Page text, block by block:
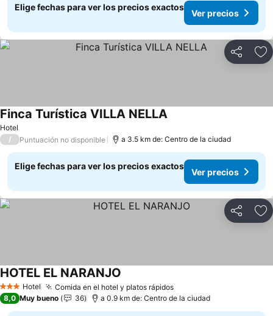
Elige fechas para ver los precios exactos
Ver precios
Compartir
Hotel
Finca Turística VILLA NELLAVer precios
/ Puntuación no disponible a 3.5 km de: Centro de la ciudad
Elige fechas para ver los precios exactos
Ver precios
Compartir
3 Estrellas
Hotel Comida en el hotel y platos rápidosVer precios
HOTEL EL NARANJO
8,0 Muy bueno 36 a 0.9 km de: Centro de la ciudad